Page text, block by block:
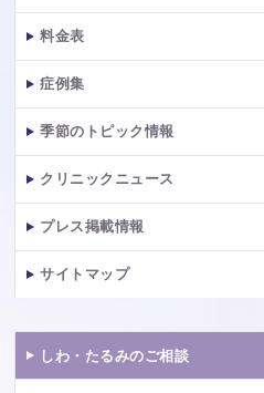
料金表
症例集
季節のトピック情報
クリニックニュース
プレス掲載情報
サイトマップ
しわ・たるみのご相談